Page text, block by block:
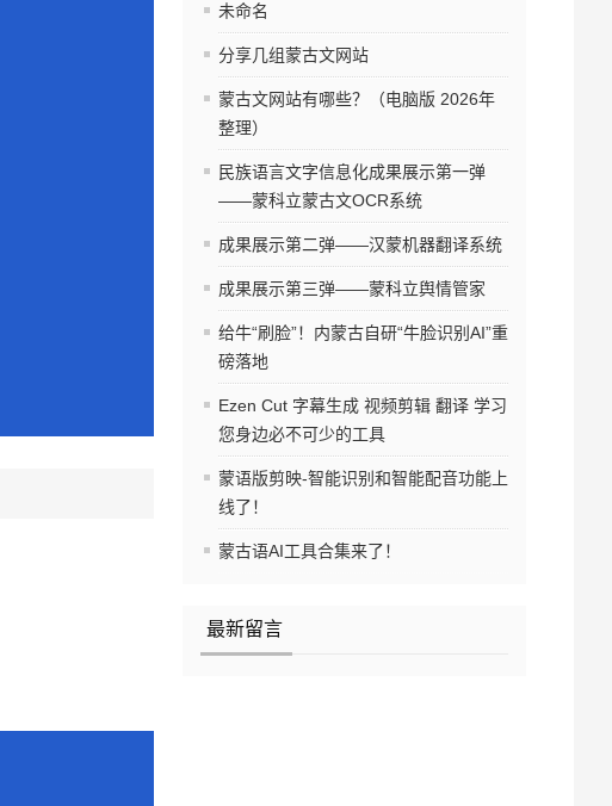
未命名
分享几组蒙古文网站
蒙古文网站有哪些？（电脑版 2026年
整理）
民族语言文字信息化成果展示第一弹
——蒙科立蒙古文OCR系统
成果展示第二弹——汉蒙机器翻译系统
成果展示第三弹——蒙科立舆情管家
给牛“刷脸”！内蒙古自研“牛脸识别AI”重
磅落地
Ezen Cut 字幕生成 视频剪辑 翻译 学习
您身边必不可少的工具
蒙语版剪映-智能识别和智能配音功能上
线了！
蒙古语AI工具合集来了！
最新留言